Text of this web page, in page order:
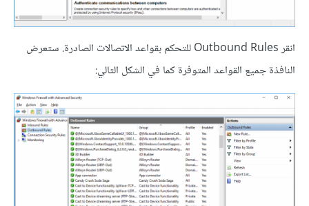
انقر Outbound Rules للتحكم بقواعد الاتصالات الصادرة. ستعرض
النافذة جميع القواعد المتوفرة كما في الشكل التالي: